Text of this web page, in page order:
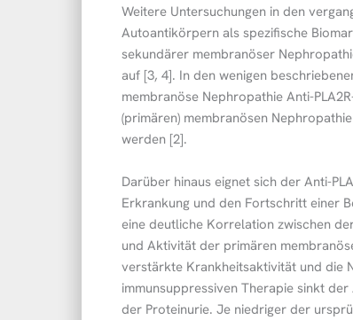
Weitere Untersuchungen in den
Autoantikörpern als spezifische
sekundärer membranöser
auf [3, 4]. In den wenigen
membranöse Nephropathie Anti-
(primären) membranösen
werden [2].
Darüber hinaus eignet sich der Anti-
Erkrankung und den Fortschritt einer
eine deutliche Korrelation zwischen
und Aktivität der primären
verstärkte Krankheitsaktivität und die
immunsuppressiven Therapie sinkt
der Proteinurie. Je niedriger der